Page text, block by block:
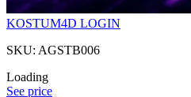
KOSTUM4D LOGIN
SKU: AGSTB006
Loading
See price